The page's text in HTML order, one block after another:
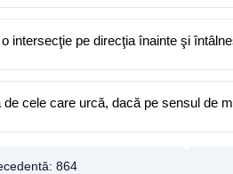
intersecţie pe direcţia înainte şi
cele care urcă, dacă pe sensul de
864